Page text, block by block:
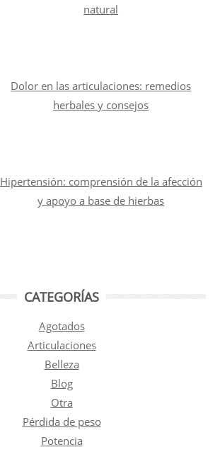
natural
Dolor en las articulaciones: remedios
herbales y consejos
Hipertensión: comprensión de la afección
y apoyo a base de hierbas
CATEGORÍAS
Agotados
Articulaciones
Belleza
Blog
Otra
Pérdida de peso
Potencia